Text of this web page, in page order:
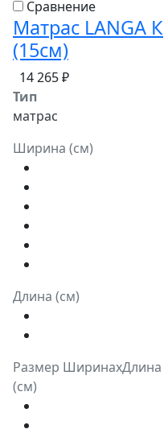
Сравнение
Матрас LANGA К
(15см)
14 265 ₽
Тип
матрас
Ширина (см)
Длина (см)
Размер ШиринахДлина
(см)